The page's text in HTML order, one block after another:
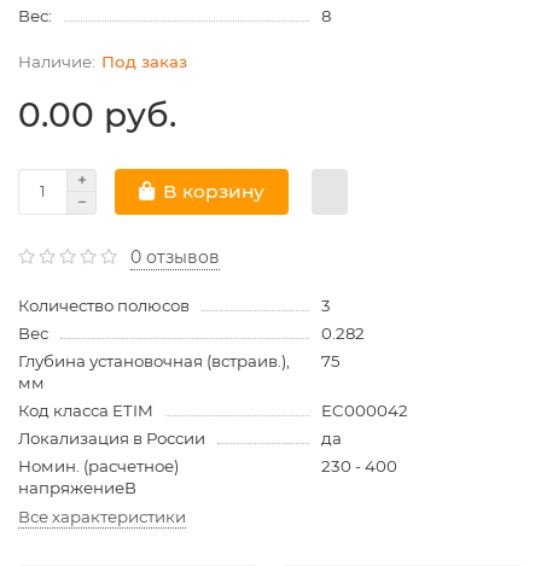
Вес:
8
Под заказ
0.00 руб.
В корзину
0 отзывов
Количество полюсов
3
Вес
0.282
Глубина установочная (встраив.),
мм
75
Код класса ETIM
EC000042
Локализация в России
да
Номин. (расчетное)
напряжениеВ
230 - 400
Все характеристики